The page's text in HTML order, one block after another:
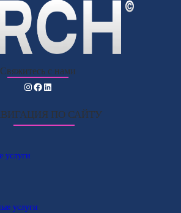
Свяжитесь с нами
Instagram Facebook LinkedIn
ПО САЙТУ
услуги
услуги